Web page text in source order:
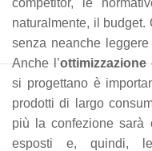
naturalmente, il
senza neanche
Anche l’ottimizzazione
si progettano è
prodotti di largo
più la confezione sarà
esposti e, quindi,